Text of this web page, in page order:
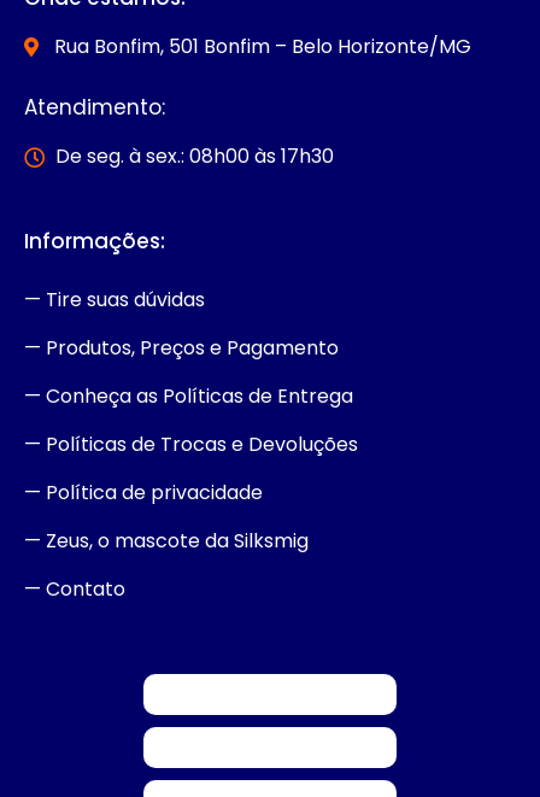
Rua Bonfim, 501 Bonfim – Belo Horizonte/MG
Atendimento:
De seg. à sex.: 08h00 às 17h30
Informações:
— Tire suas dúvidas
— Produtos, Preços e Pagamento
— Conheça as Políticas de Entrega
— Políticas de Trocas e Devoluções
— Política de privacidade
— Zeus, o mascote da Silksmig
— Contato